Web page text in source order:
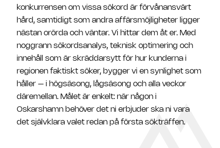
konkurrensen om vissa sökord är förvånansvärt
hård, samtidigt som andra affärsmöjligheter ligger
nästan orörda och väntar. Vi hittar dem åt er. Med
noggrann sökordsanalys, teknisk optimering och
innehåll som är skräddarsytt för hur kunderna i
regionen faktiskt söker, bygger vi en synlighet som
håller – i högsäsong, lågsäsong och alla veckor
däremellan. Målet är enkelt: när någon i
Oskarshamn behöver det ni erbjuder ska ni vara
det självklara valet redan på första sökträffen.